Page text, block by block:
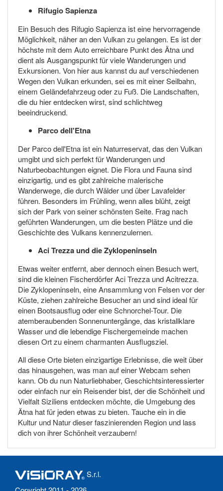
Rifugio Sapienza
Ein Besuch des Rifugio Sapienza ist eine hervorragende
Möglichkeit, näher an den Vulkan zu gelangen. Es ist der
höchste mit dem Auto erreichbare Punkt des Ätna und
dient als Ausgangspunkt für viele Wanderungen und
Exkursionen. Von hier aus kannst du auf verschiedenen
Wegen den Vulkan erkunden, sei es mit einer Seilbahn,
einem Geländefahrzeug oder zu Fuß. Die Landschaften,
die du hier entdecken wirst, sind schlichtweg
beeindruckend.
Parco dell'Etna
Der Parco dell'Etna ist ein Naturreservat, das den Vulkan
umgibt und sich perfekt für Wanderungen und
Naturbeobachtungen eignet. Die Flora und Fauna sind
einzigartig, und es gibt zahlreiche malerische
Wanderwege, die durch Wälder und über Lavafelder
führen. Besonders im Frühling, wenn alles blüht, zeigt
sich der Park von seiner schönsten Seite. Frag nach
geführten Wanderungen, um die besten Plätze und die
Geschichte des Vulkans kennenzulernen.
Aci Trezza und die Zyklopeninseln
Etwas weiter entfernt, aber dennoch einen Besuch wert,
sind die kleinen Fischerdörfer Aci Trezza und Acitrezza.
Die Zyklopeninseln, eine Ansammlung von Felsen vor der
Küste, ziehen zahlreiche Besucher an und sind ideal für
einen Bootsausflug oder eine Schnorchel-Tour. Die
atemberaubenden Sonnenuntergänge, das kristallklare
Wasser und die lebendige Fischergemeinde machen
diesen Ort zu einem charmanten Ausflugsziel.
All diese Orte bieten einzigartige Erlebnisse, die weit über
das hinausgehen, was man auf einer Webcam sehen
kann. Ob du nun Naturliebhaber, Geschichtsinteressierter
oder einfach nur ein Reisender bist, der die Schönheit und
Vielfalt Siziliens entdecken möchte, die Umgebung des
Ätna hat für jeden etwas zu bieten. Tauche ein in die
Kultur und Natur dieser faszinierenden Region und lass
dich von ihrer Schönheit verzaubern!
S.r.l.